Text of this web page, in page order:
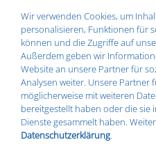
ANSCHRIFT
Silbitz Group GmbH
Dr.- Maruschky - Straße 2
07613 Silbitz
Telefon:+49 36693 579010
E-Mail:info@silbitz-
STANDORTE
Wir verwenden Cookies, um
personalisieren, Funktionen für
können und die Zugriffe auf
Außerdem geben wir
Website an unsere Partner für
Analysen weiter. Unsere
möglicherweise mit weiteren
bereitgestellt haben oder die sie
Dienste gesammelt haben.
Datenschutzerklärung.